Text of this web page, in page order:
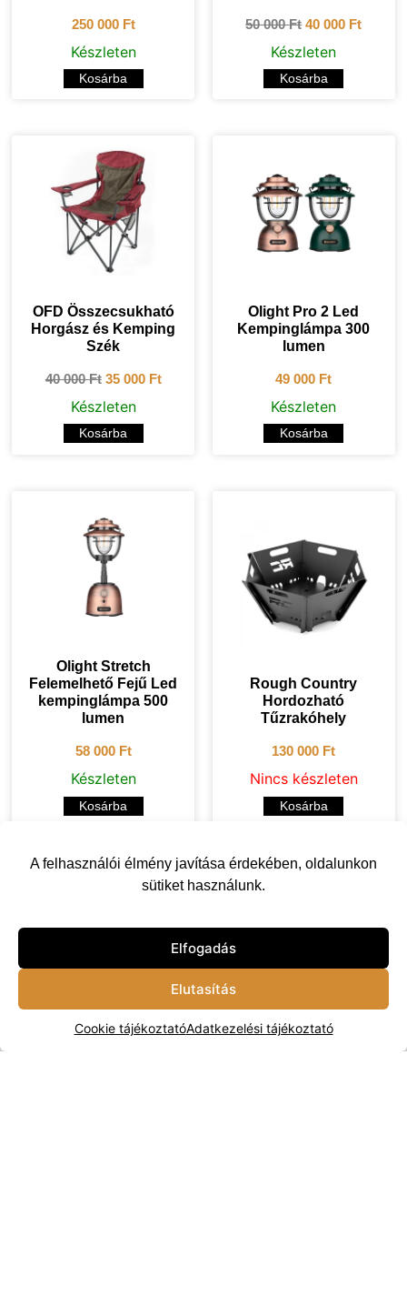
A felhasználói élmény javítása érdekében, oldalunkon
sütiket használunk.
Elfogadás
Elutasítás
Cookie tájékoztatóAdatkezelési tájékoztató
250 000 Ft
Készleten
Kosárba
50 000Ft 40 000 Ft
Készleten
Kosárba
OFD Összecsukható
Horgász és Kemping
Szék
40 000Ft 35 000 Ft
Készleten
Kosárba
Olight Pro 2 Led
Kempinglámpa 300
lumen
49 000 Ft
Készleten
Kosárba
Olight Stretch
Felemelhető Fejű Led
kempinglámpa 500
lumen
58 000 Ft
Készleten
Kosárba
Rough Country
Hordozható
Tűzrakóhely
130 000 Ft
Nincs készleten
Kosárba
Sunree Led lámpás
Sunree Starfield Led